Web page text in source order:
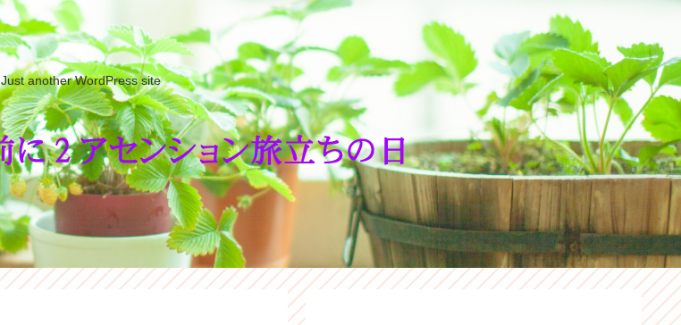
Just another WordPress site